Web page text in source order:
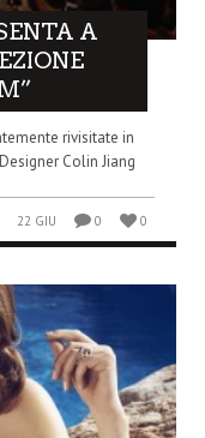
A
rivisitate in
Colin Jiang
22 GIU 0 0